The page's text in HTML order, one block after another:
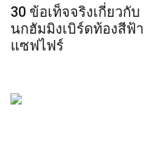
30 ข้อเท็จจริงเกี่ยวกับ
นกฮัมมิงเบิร์ดท้องสีฟ้า
แซฟไฟร์